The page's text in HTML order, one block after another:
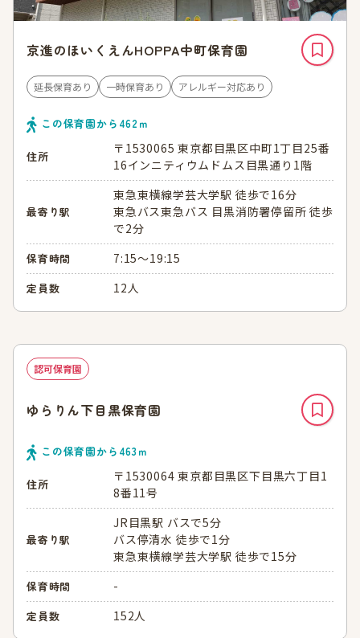
京進のほいくえんHOPPA中町保育園
延長保育あり 一時保育あり アレルギー対応あり
この保育園から 462ｍ
住所
〒1530065 東京都目黒区中町1丁目25番
16インニティウムドムス目黒通り1階
最寄り駅
東急東横線学芸大学駅 徒歩で16分
東急バス東急バス 目黒消防署停留所 徒歩
で2分
保育時間 7:15～19:15
定員数 12人
認可保育園
ゆらりん下目黒保育園
この保育園から 463ｍ
住所
〒1530064 東京都目黒区下目黒六丁目1
8番11号
最寄り駅
JR目黒駅 バスで5分
バス停清水 徒歩で1分
東急東横線学芸大学駅 徒歩で15分
保育時間 -
定員数 152人